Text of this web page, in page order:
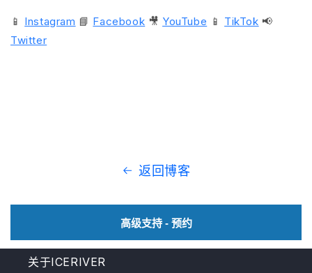
📱 Instagram 📘 Facebook 🎥 YouTube 📱 TikTok 📢
Twitter
返回博客
高级支持 - 预约
关于ICERIVER